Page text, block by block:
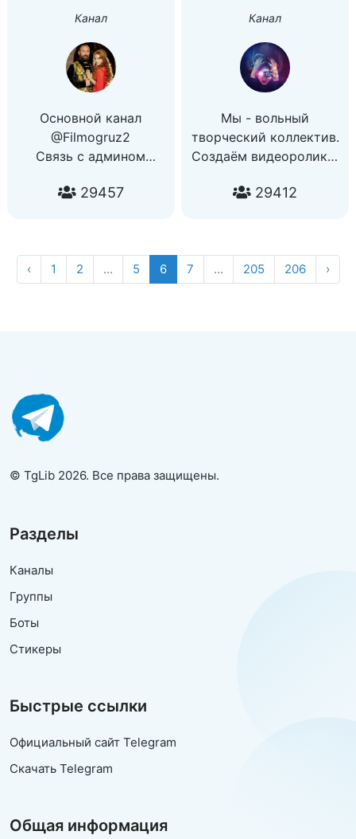
Канал
Основной канал
@Filmogruz2
Связь с админом
По рекламе
29457
Канал
Мы - вольный
творческий коллектив.
Создаём видеоролики,
социальные и
29412
‹ 1 2 ... 5 6 7 ... 205 206 ›
© TgLib 2026. Все права защищены.
Разделы
Каналы
Группы
Боты
Стикеры
Быстрые ссылки
Официальный сайт Telegram
Скачать Telegram
Общая информация